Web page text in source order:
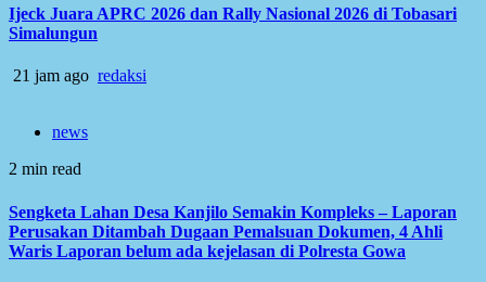
Ijeck Juara APRC 2026 dan Rally Nasional 2026 di Tobasari
Simalungun
21 jam ago redaksi
news
2 min read
Sengketa Lahan Desa Kanjilo Semakin Kompleks – Laporan
Perusakan Ditambah Dugaan Pemalsuan Dokumen, 4 Ahli
Waris Laporan belum ada kejelasan di Polresta Gowa